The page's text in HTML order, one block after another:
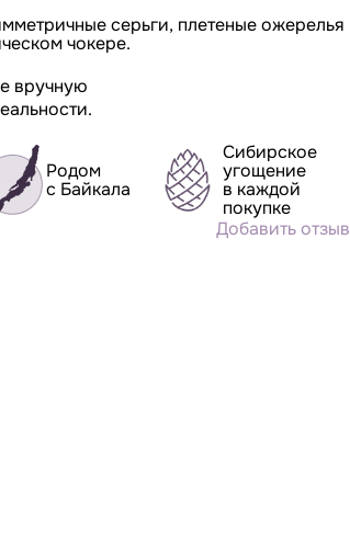
серьги, плетеные ожерелья
чокере.
вручную
Родом
с Байкала
Сибирское
угощение
в каждой
покупке
Добавить отзыв